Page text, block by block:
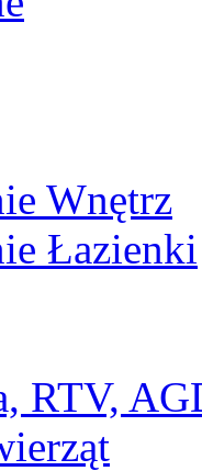
Wnętrz
Łazienki
RTV,